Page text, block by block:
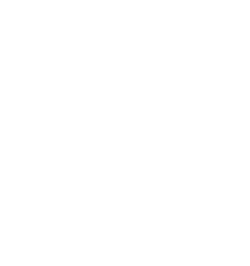
rikkaaseen arkkitehtoniseen
Aallon suunnittelemien rakennusten,
museokeskuksen, kautta.